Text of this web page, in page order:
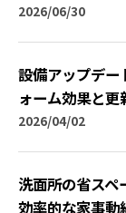
2026/06/30
設備アップデー
ォーム効果と
2026/04/02
洗面所の省スペ
効率的な家事動